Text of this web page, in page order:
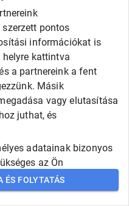
pontos
információkat is
kattintva
a partnereink a fent
Másik
vagy elutasítása
juthat, és
adatainak bizonyos
az Ön
az ilyen jellegű
erre a weboldalra
ÉS FOLYTATÁS